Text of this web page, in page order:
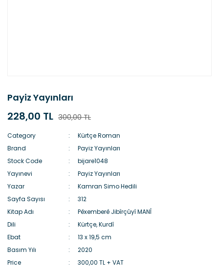
Payiz Yayınları
228,00 TL 300,00 TL
Category
Kürtçe Roman
Brand
Payiz Yayınları
Stock Code
bijare1048
Yayınevi
Payiz Yayınları
Yazar
Kamran Simo Hedili
Sayfa Sayısı
312
Kitap Adı
Pêxemberê Jibîrçûyî MANÎ
Dili
Kürtçe, Kurdî
Ebat
13 x 19,5 cm
Basım Yılı
2020
Price
300,00 TL + VAT